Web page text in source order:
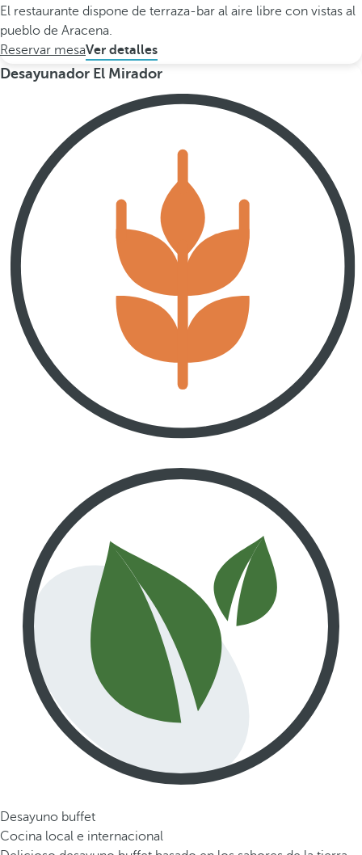
El restaurante dispone de terraza-bar al aire libre con vistas al
pueblo de Aracena.
Reservar mesaVer detalles
Desayunador El Mirador
Desayuno buffet
Cocina local e internacional